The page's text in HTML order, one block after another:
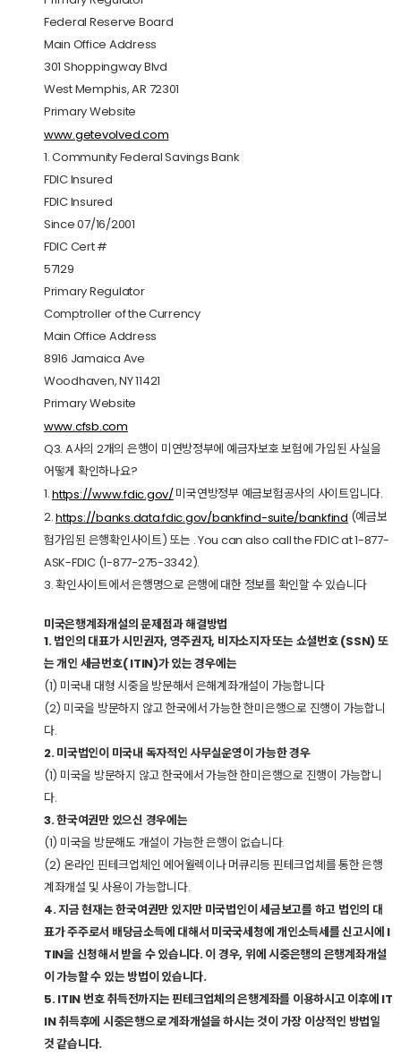
Federal Reserve Board
Main Office Address
301 Shoppingway Blvd
West Memphis, AR 72301
Primary Website
www.getevolved.com
1. Community Federal Savings Bank
FDIC Insured
FDIC Insured
Since 07/16/2001
FDIC Cert #
57129
Primary Regulator
Comptroller of the Currency
Main Office Address
8916 Jamaica Ave
Woodhaven, NY 11421
Primary Website
www.cfsb.com
Q3. A사의 2개의 은행이 미연방정부에 예금자보호 보험에 가입된 사실을
어떻게 확인하나요?
1.https://www.fdic.gov/미국연방정부 예금보험공사의 사이트입니다.
2.https://banks.data.fdic.gov/bankfind-suite/bankfind (예금보
험가입된 은행확인사이트) 또는 . You can also call the FDIC at 1-877-
ASK-FDIC (1-877-275-3342).
3. 확인사이트에서 은행명으로 은행에 대한 정보를 확인할 수 있습니다
미국은행계좌개설의 문제점과 해결방법
1. 법인의 대표가 시민권자, 영주권자, 비자소지자 또는 쇼셜번호 (SSN) 또
는 개인 세금번호( ITIN)가 있는 경우에는
(1) 미국내 대형 시중을 방문해서 은해계좌개설이 가능합니다
(2) 미국을 방문하지 않고 한국에서 가능한 한미은행으로 진행이 가능합니
다.
2. 미국법인이 미국내 독자적인 사무실운영이 가능한 경우
(1) 미국을 방문하지 않고 한국에서 가능한 한미은행으로 진행이 가능합니
다.
3. 한국여권만 있으신 경우에는
(1) 미국을 방문해도 개설이 가능한 은행이 없습니다.
(2) 온라인 핀테크업체인 에어월렉이나 머큐리등 핀테크업체를 통한 은행
계좌개설 및 사용이 가능합니다.
4. 지금 현재는 한국여권만 있지만 미국법인이 세금보고를 하고 법인의 대
표가 주주로서 배당금소득에 대해서 미국국세청에 개인소득세를 신고시에 I
TIN을 신청해서 받을 수 있습니다. 이 경우, 위에 시중은행의 은행계좌개설
이 가능할 수 있는 방법이 있습니다.
5. ITIN 번호 취득전까지는 핀테크업체의 은행계좌를 이용하시고 이후에 IT
IN 취득후에 시중은행으로 계좌개설을 하시는 것이 가장 이상적인 방법일
것 같습니다.